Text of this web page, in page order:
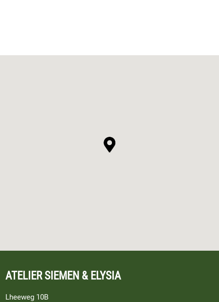
ATELIER SIEMEN & ELYSIA
Lheeweg 10B